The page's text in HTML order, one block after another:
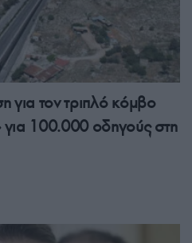
για τον τριπλό κόμβο
100.000 οδηγούς στη